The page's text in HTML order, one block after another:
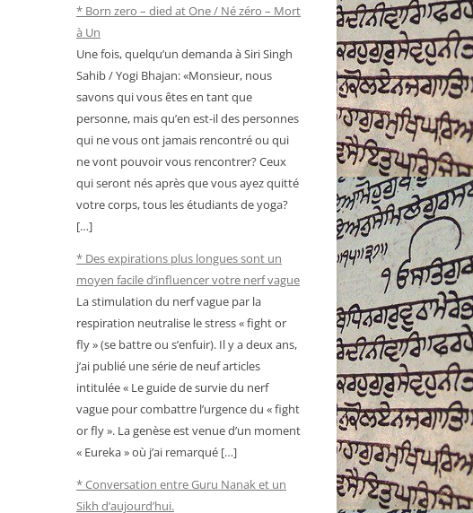
* Born zero – died at One / Né zéro – Mort
à Un
Une fois, quelqu’un demanda à Siri Singh
Sahib / Yogi Bhajan: «Monsieur, nous
savons qui vous êtes en tant que
personne, mais qu’en est-il des personnes
qui ne vous ont jamais rencontré ou qui
ne vont pouvoir vous rencontrer? Ceux
qui seront nés après que vous ayez quitté
votre corps, tous les étudiants de yoga?
[…]
* Des expirations plus longues sont un
moyen facile d’influencer votre nerf vague
La stimulation du nerf vague par la
respiration neutralise le stress « fight or
fly » (se battre ou s’enfuir). Il y a deux ans,
j’ai publié une série de neuf articles
intitulée « Le guide de survie du nerf
vague pour combattre l’urgence du « fight
or fly ». La genèse est venue d’un moment
« Eureka » où j’ai remarqué […]
* Conversation entre Guru Nanak et un
Sikh d’aujourd’hui.